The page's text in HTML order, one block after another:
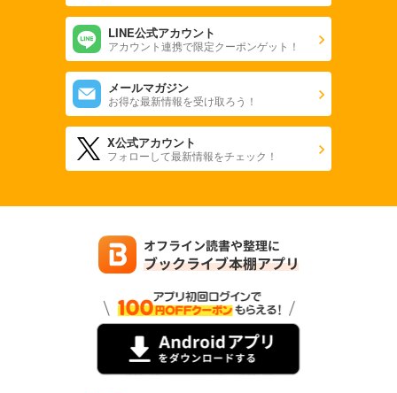
週プレ 2025年12月15日号No.50
550円 (税込)
あらすじを表示する
週プレ 2025年12月8日号No.48＆49
569円 (税込)
あらすじを表示する
週プレ 2025年11月24日号No.47
550
円 (税込)
LINE公式アカウント
アカウント連携で限定クーポンゲット！
メールマガジン
お得な最新情報を受け取ろう！
X公式アカウント
フォローして最新情報をチェック！